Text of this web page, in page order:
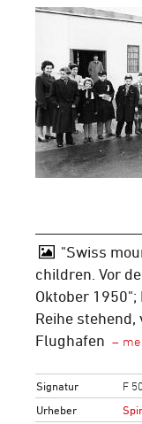
"Swiss
children. Vor
Oktober
Reihe
Flughafen
Signatur
F
Urheber